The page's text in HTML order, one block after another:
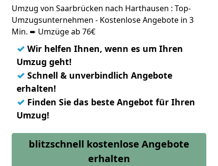
Umzug von Saarbrücken nach Harthausen : Top-
Umzugsunternehmen - Kostenlose Angebote in 3
Min. ➨ Umzüge ab 76€
✓ Wir helfen Ihnen, wenn es um Ihren
Umzug geht!
✓ Schnell & unverbindlich Angebote
erhalten!
✓ Finden Sie das beste Angebot für Ihren
Umzug!
blitzschnell kostenlose Angebote
erhalten